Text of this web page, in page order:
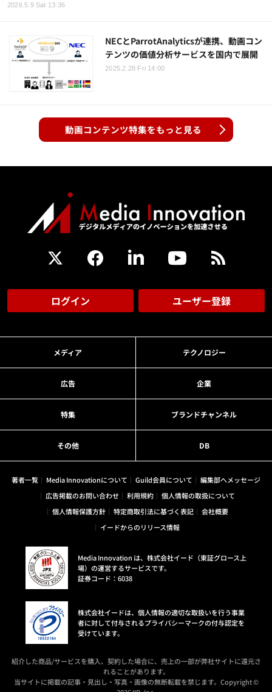
2026.5.9 Sat 13:36
NECとParrotAnalyticsが連携、動画コン
テンツの価値分析サービスを国内で展開
2025.2.28 Fri 14:00
動画コンテンツ特集をもっと見る
ログイン ユーザー登録
メディア テクノロジー
広告 企業
特集 ブランドチャンネル
その他 DB
著者一覧 Media Innovationについて Guild会員について
編集部へメッセージ
広告掲載のお問い合わせ
利用規約
個人情報の取扱について
個人情報保護方針
特定商取引法に基づく表記
会社概要
イードからのリリース情報
Media Innovation は、株式会社イード（東証グロース上
場）の運営するサービスです。
証券コード：6038
株式会社イードは、個人情報の適切な取扱いを行う事業
者に対して付与されるプライバシーマークの付与認定を
受けています。
紹介した商品/サービスを購入、契約した場合に、売上の一部が弊社サイトに還元さ
れることがあります。
当サイトに掲載の記事・見出し・写真・画像の無断転載を禁じます。Copyright ©